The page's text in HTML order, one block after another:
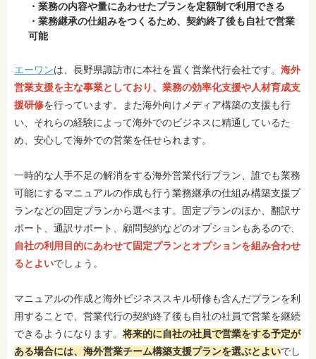
・業務の内容や量にあわせたプランを定額制で利用できる
・業務継承の仕組みをつくるため、契約終了後も自社で営業
可能
エーワンは、長野県諏訪市に本社を置く営業代行会社です。 海外
営業支援を主な事業としており、業務の効率化支援や人材育成支
援研修を行っています。また海外向けメディア構築の支援も行
い、それらの経験によって海外でのビジネスに精通しているた
め、安心して海外での営業を任せられます。
一時的な人手不足の解消をする海外営業代行プラン、誰でも業務
可能にするマニュアルの作成も行う業務継承の仕組み構築支援プ
ランなどの固定プランから選べます。固定プランのほか、翻訳サ
ポート、通訳サポート、顧問契約などのオプションもあるので、
自社の利用目的にあわせて固定プランとオプションを組み合わせ
るとよいでしょう。
マニュアルの作成と海外ビジネススキル研修も含んだプランを利
用することで、営業代行の契約終了後も自社の社員で営業を継続
できるようになります。 将来的に自社の社員で営業をする予定が
ある場合には、海外営業チーム構築支援プランを選ぶとよいでし